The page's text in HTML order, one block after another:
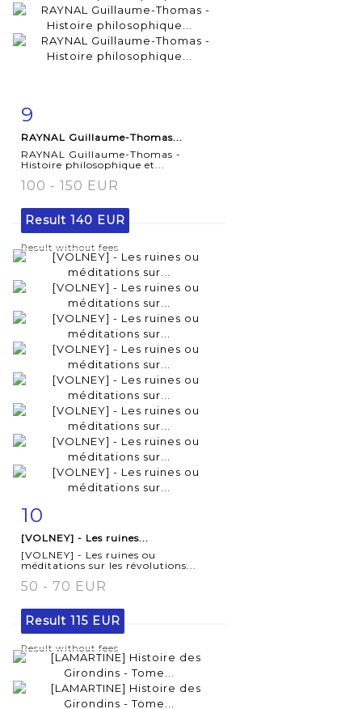
9
RAYNAL Guillaume-Thomas...
RAYNAL Guillaume-Thomas -
Histoire philosophique et...
100 - 150 EUR
Result 140 EUR
Result without fees
Item detail
10
[VOLNEY] - Les ruines...
[VOLNEY] - Les ruines ou
méditations sur les révolutions...
50 - 70 EUR
Result 115 EUR
Result without fees